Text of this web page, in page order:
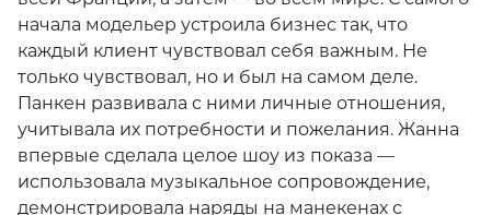
всей Франции, а затем — во всем мире. С самого
начала модельер устроила бизнес так, что
каждый клиент чувствовал себя важным. Не
только чувствовал, но и был на самом деле.
Панкен развивала с ними личные отношения,
учитывала их потребности и пожелания. Жанна
впервые сделала целое шоу из показа —
использовала музыкальное сопровождение,